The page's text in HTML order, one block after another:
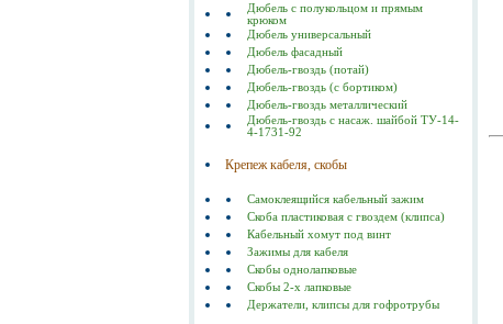
Дюбель с полукольцом и прямым
крюком
Дюбель универсальный
Дюбель фасадный
Дюбель-гвоздь (потай)
Дюбель-гвоздь (с бортиком)
Дюбель-гвоздь металлический
Дюбель-гвоздь с насаж. шайбой ТУ-14-
4-1731-92
Крепеж кабеля, скобы
Самоклеящийся кабельный зажим
Скоба пластиковая с гвоздем (клипса)
Кабельный хомут под винт
Зажимы для кабеля
Скобы однолапковые
Скобы 2-х лапковые
Держатели, клипсы для гофротрубы